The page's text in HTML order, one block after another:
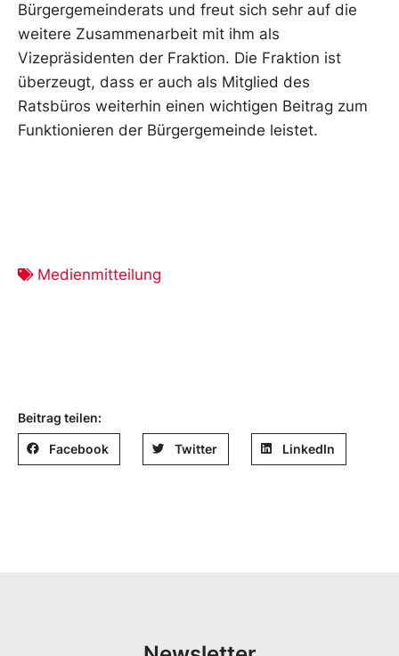
Bürgergemeinderats und freut sich sehr auf die
weitere Zusammenarbeit mit ihm als
Vizepräsidenten der Fraktion. Die Fraktion ist
überzeugt, dass er auch als Mitglied des
Ratsbüros weiterhin einen wichtigen Beitrag zum
Funktionieren der Bürgergemeinde leistet.
Medienmitteilung
Beitrag teilen:
Facebook Twitter LinkedIn